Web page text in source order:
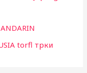
torfl трки